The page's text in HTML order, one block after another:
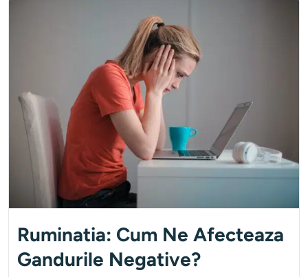
Ruminatia: Cum Ne Afecteaza
Gandurile Negative?